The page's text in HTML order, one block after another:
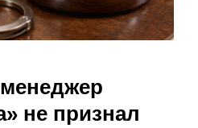
не признал